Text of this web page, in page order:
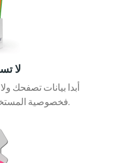
لا
فخصوصية المستخدم دائمًا على رأس أولوياتنا.